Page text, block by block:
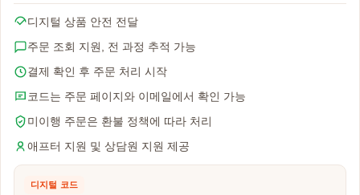
디지털 상품 안전 전달
주문 조회 지원, 전 과정 추적 가능
결제 확인 후 주문 처리 시작
코드는 주문 페이지와 이메일에서 확인 가능
미이행 주문은 환불 정책에 따라 처리
애프터 지원 및 상담원 지원 제공
디지털 코드